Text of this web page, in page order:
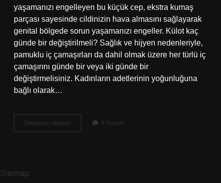
yaşamanızı engelleyen bu küçük cep, ekstra kumaş
parçası sayesinde cildinizin hava almasını sağlayarak
genital bölgede sorun yaşamanızı engeller. Külot kaç
günde bir değiştirilmeli? Sağlık ve hijyen nedenleriyle,
pamuklu iç çamaşırları da dahil olmak üzere her türlü iç
çamaşırını günde bir veya iki günde bir
değiştirmelisiniz. Kadınların adetlerinin yoğunluğuna
bağlı olarak…
Devamını okuyun
Külotlarındaki
8 Yorum
Sitemap